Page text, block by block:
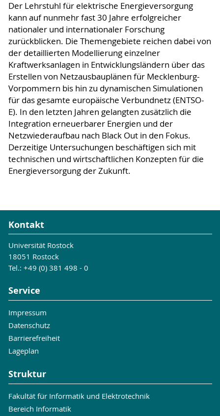
Der Lehrstuhl für elektrische Energieversorgung
kann auf nunmehr fast 30 Jahre erfolgreicher
nationaler und internationaler Forschung
zurückblicken. Die Themengebiete reichen dabei von
der detaillierten Modellierung einzelner
Kraftwerksanlagen in Entwicklungsländern über das
Erstellen von Netzausbauplänen für Mecklenburg-
Vorpommern bis hin zu dynamischen Simulationen
für das gesamte europäische Verbundnetz (ENTSO-
E). In den letzten Jahren gelangten zusätzlich die
Integration erneuerbarer Energien und der
Netzwiederaufbau nach Black Out in den Fokus.
Derzeitige Untersuchungen beschäftigen sich mit
technischen und wirtschaftlichen Konzepten für die
Energieversorgung der Zukunft.
Kontakt
Universität Rostock
18051 Rostock
Tel.: +49 (0) 381 498 - 0
Service
Impressum
Datenschutz
Barrierefreiheit
Lageplan
Struktur
Fakultät für Informatik und Elektrotechnik
Bereich Informatik